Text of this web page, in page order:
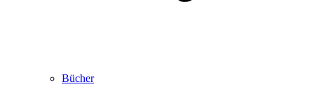
Bücher